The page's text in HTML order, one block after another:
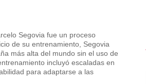
Segovia fue un proceso
de su entrenamiento, Segovia
más alta del mundo sin el uso de
incluyó escaladas en
para adaptarse a las